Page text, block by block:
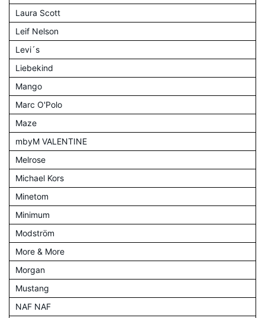
Laura Scott
Leif Nelson
Levi´s
Liebekind
Mango
Marc O'Polo
Maze
mbyM VALENTINE
Melrose
Michael Kors
Minetom
Minimum
Modström
More & More
Morgan
Mustang
NAF NAF